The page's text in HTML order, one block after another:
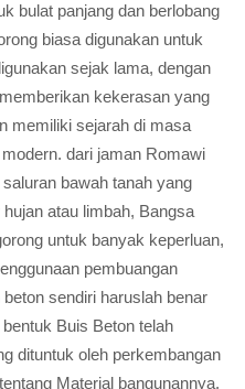
bulat panjang dan berlobang
biasa digunakan untuk
sejak lama, dengan
kekerasan yang
memiliki sejarah di masa
dari jaman Romawi
bawah tanah yang
atau limbah, Bangsa
untuk banyak keperluan,
pembuangan
sendiri haruslah benar
Buis Beton telah
dituntuk oleh perkembangan
Material bangunannya.